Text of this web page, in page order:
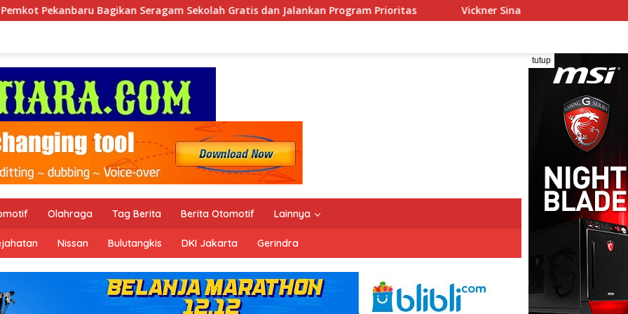
Sekolah Gratis dan Jalankan Program Prioritas Vickner Sinaga Buka Pendidikan dan Pelatihan Calon
tutup
Olahraga Tag Berita Berita Otomotif Lainnya
Nissan Bulutangkis DKI Jakarta Gerindra